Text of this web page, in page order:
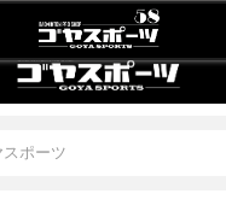
スポーツ